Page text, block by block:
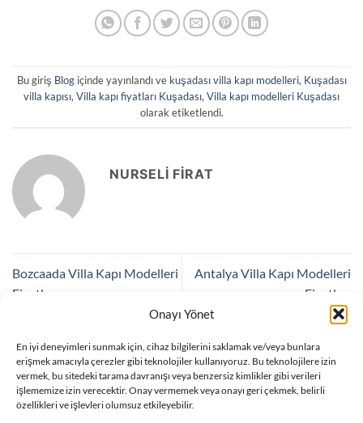
Onayı Yönet
En iyi deneyimleri sunmak için, cihaz bilgilerini saklamak ve/veya bunlara
erişmek amacıyla çerezler gibi teknolojiler kullanıyoruz. Bu teknolojilere izin
vermek, bu sitedeki tarama davranışı veya benzersiz kimlikler gibi verileri
işlememize izin verecektir. Onay vermemek veya onayı geri çekmek, belirli
özellikleri ve işlevleri olumsuz etkileyebilir.
Bu giriş Blogiçinde yayınlandı ve kuşadası villa kapı modelleri, Kuşadası
villa kapısı,Villa kapı fiyatları Kuşadası,Villa kapı modelleri Kuşadası
olarak etiketlendi.
NURSELI FIRAT
Bozcaada Villa Kapı Modelleri
Fiyatları
Antalya Villa Kapı Modelleri
Fiyatları
Bir yanıt yazın
Yorum yapabilmek içinoturum açmalısınız.